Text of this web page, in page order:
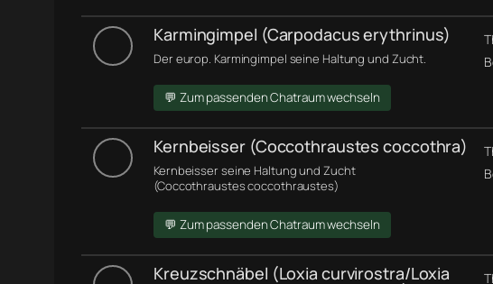
Karmingimpel (Carpodacus erythrinus)
Der europ. Karmingimpel seine Haltung und Zucht.
💬 Zum passenden Chatraum wechseln
Kernbeisser (Coccothraustes coccothra)
Kernbeisser seine Haltung und Zucht
(Coccothraustes coccothraustes)
💬 Zum passenden Chatraum wechseln
Kreuzschnäbel (Loxia curvirostra/Loxia